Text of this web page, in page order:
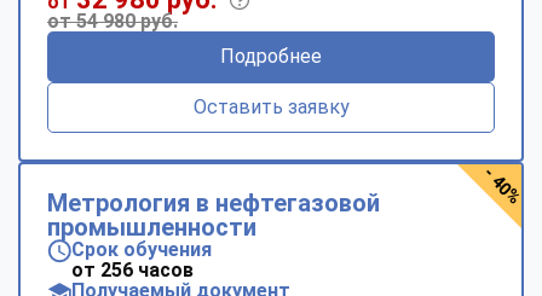
от 54 980 руб.
Подробнее
Оставить заявку
Метрология в нефтегазовой
промышленности
Срок обучения
от 256 часов
Получаемый документ
- 40%